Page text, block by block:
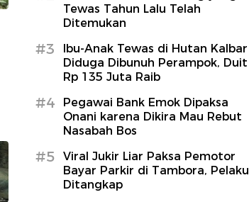
Tewas Tahun Lalu Telah
Ditemukan
#3
Ibu-Anak Tewas di Hutan Kalbar
Diduga Dibunuh Perampok, Duit
Rp 135 Juta Raib
#4
Pegawai Bank Emok Dipaksa
Onani karena Dikira Mau Rebut
Nasabah Bos
#5
Viral Jukir Liar Paksa Pemotor
Bayar Parkir di Tambora, Pelaku
Ditangkap